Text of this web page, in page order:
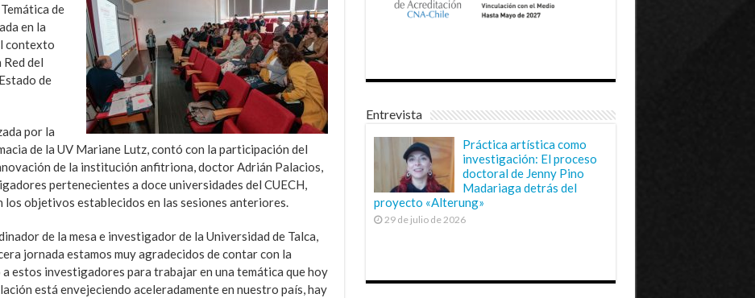
de
en la
contexto
del
de
por la
de la UV Mariane Lutz, contó con la participación del
de la institución anfitriona, doctor Adrián Palacios,
pertenecientes a doce universidades del CUECH,
los objetivos establecidos en las sesiones anteriores.
de la mesa e investigador de la Universidad de Talca,
jornada estamos muy agradecidos de contar con la
estos investigadores para trabajar en una temática que hoy
está envejeciendo aceleradamente en nuestro país, hay
Entrevista
Práctica artística como
investigación: El proceso
doctoral de Jenny Pino
Madariaga detrás del
proyecto «Alterung»
29 de julio de 2026